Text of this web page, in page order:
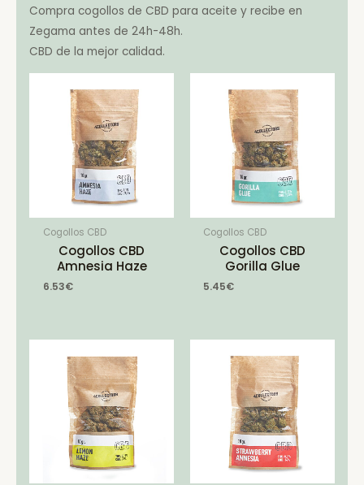
Compra cogollos de CBD para aceite y recibe en
Zegama antes de 24h-48h.
CBD de la mejor calidad.
Cogollos CBD
Cogollos CBD
Amnesia Haze
6.53€
Cogollos CBD
Cogollos CBD
Gorilla Glue
5.45€